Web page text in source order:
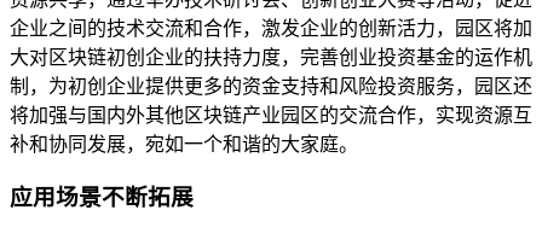
企业之间的技术交流和合作，激发企业的创新活力，园区将加
大对区块链初创企业的扶持力度，完善创业投资基金的运作机
制，为初创企业提供更多的资金支持和风险投资服务，园区还
将加强与国内外其他区块链产业园区的交流合作，实现资源互
补和协同发展，宛如一个和谐的大家庭。
应用场景不断拓展